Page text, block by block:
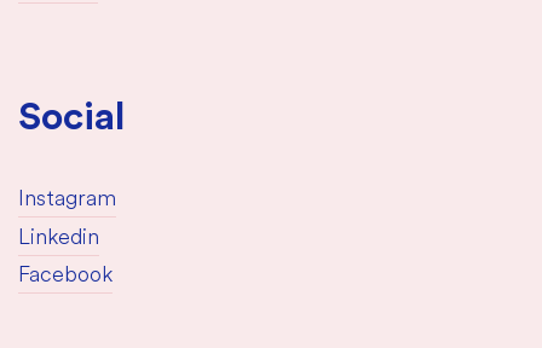
Social
Instagram
Linkedin
Facebook